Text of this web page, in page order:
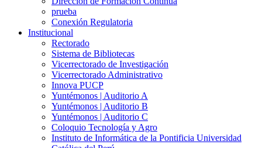
prueba
Conexión Regulatoria
Institucional
Rectorado
Sistema de Bibliotecas
Vicerrectorado de Investigación
Vicerrectorado Administrativo
Innova PUCP
Yuntémonos | Auditorio A
Yuntémonos | Auditorio B
Yuntémonos | Auditorio C
Coloquio Tecnología y Agro
Instituto de Informática de la Pontificia Universidad